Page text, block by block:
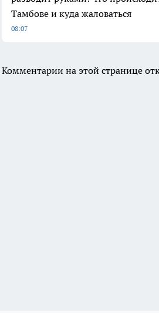
Тамбове и куда жаловаться
08:07
Комментарии на этой странице